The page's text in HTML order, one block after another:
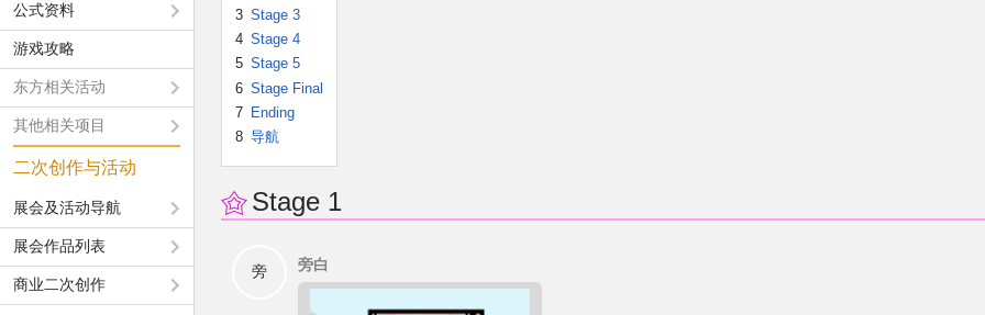
3 Stage 3
4 Stage 4
5 Stage 5
6 Stage Final
7 Ending
8 导航
Stage 1
旁 旁白
公式资料
游戏攻略
东方相关活动
其他相关项目
二次创作与活动
展会及活动导航
展会作品列表
商业二次创作